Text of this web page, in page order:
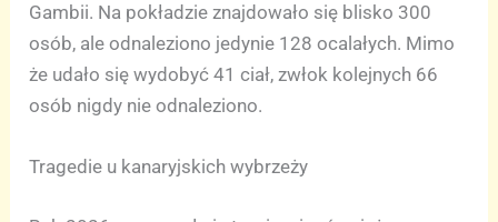
Gambii. Na pokładzie znajdowało się blisko 300
osób, ale odnaleziono jedynie 128 ocalałych. Mimo
że udało się wydobyć 41 ciał, zwłok kolejnych 66
osób nigdy nie odnaleziono.
Tragedie u kanaryjskich wybrzeży